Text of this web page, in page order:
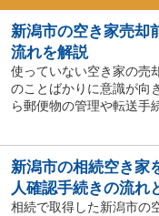
新潟市の空き家売却
流れを解説
使っていない空き家の売
のことばかりに意識が向
ら郵便物の管理や転送手
新潟市の相続空き家
人確認手続きの流れ
相続で取得した新潟市の